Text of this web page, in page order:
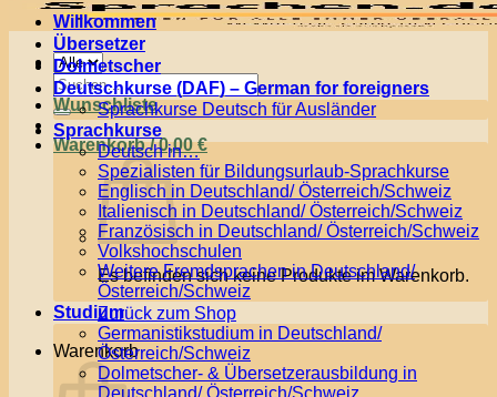
Menü
Suchen
nach:
Wunschliste
Warenkorb /0,00€
Es befinden sich keine Produkte im Warenkorb.
Zurück zum Shop
Warenkorb
Willkommen
Übersetzer
Dolmetscher
Deutschkurse (DAF) – German for foreigners
Sprachkurse Deutsch für Ausländer
Sprachkurse
Deutsch in…
Spezialisten für Bildungsurlaub-Sprachkurse
Englisch in Deutschland/ Österreich/Schweiz
Italienisch in Deutschland/ Österreich/Schweiz
Französisch in Deutschland/ Österreich/Schweiz
Volkshochschulen
Weitere Fremdsprachen in Deutschland/
Österreich/Schweiz
Studium
Germanistikstudium in Deutschland/
Österreich/Schweiz
Dolmetscher- & Übersetzerausbildung in
Deutschland/ Österreich/Schweiz